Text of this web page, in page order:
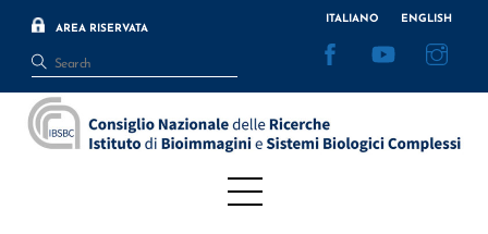
content
AREA RISERVATA
ITALIANO ENGLISH
Menu